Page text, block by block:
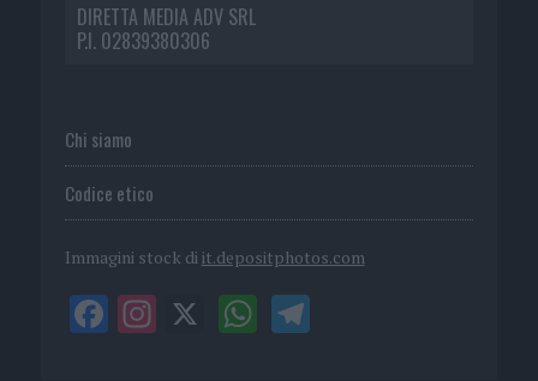
DIRETTA MEDIA ADV SRL
P.I. 02839380306
Chi siamo
Codice etico
Immagini stock di it.depositphotos.com